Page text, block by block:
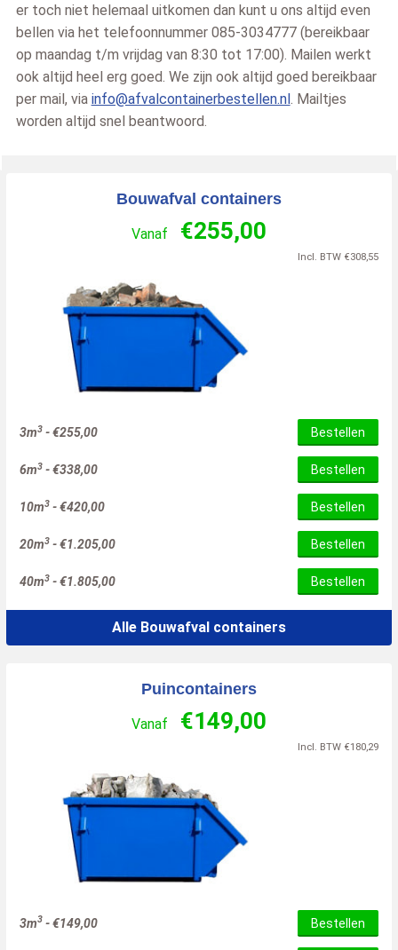
er toch niet helemaal uitkomen dan kunt u ons altijd even
bellen via het telefoonnummer 085-3034777 (bereikbaar
op maandag t/m vrijdag van 8:30 tot 17:00). Mailen werkt
ook altijd heel erg goed. We zijn ook altijd goed bereikbaar
per mail, via info@afvalcontainerbestellen.nl. Mailtjes
worden altijd snel beantwoord.
Bouwafval containers
Vanaf €255,00
Incl. BTW €308,55
3m3 -€255,00 Bestellen
6m3 -€338,00 Bestellen
10m3 -€420,00 Bestellen
20m3 -€1.205,00 Bestellen
40m3 -€1.805,00 Bestellen
Alle Bouwafval containers
Puincontainers
Vanaf €149,00
Incl. BTW €180,29
3m3 -€149,00 Bestellen